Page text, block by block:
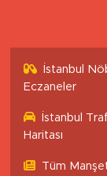
İstanbul
Eczaneler
İstanbul
Haritası
Tüm